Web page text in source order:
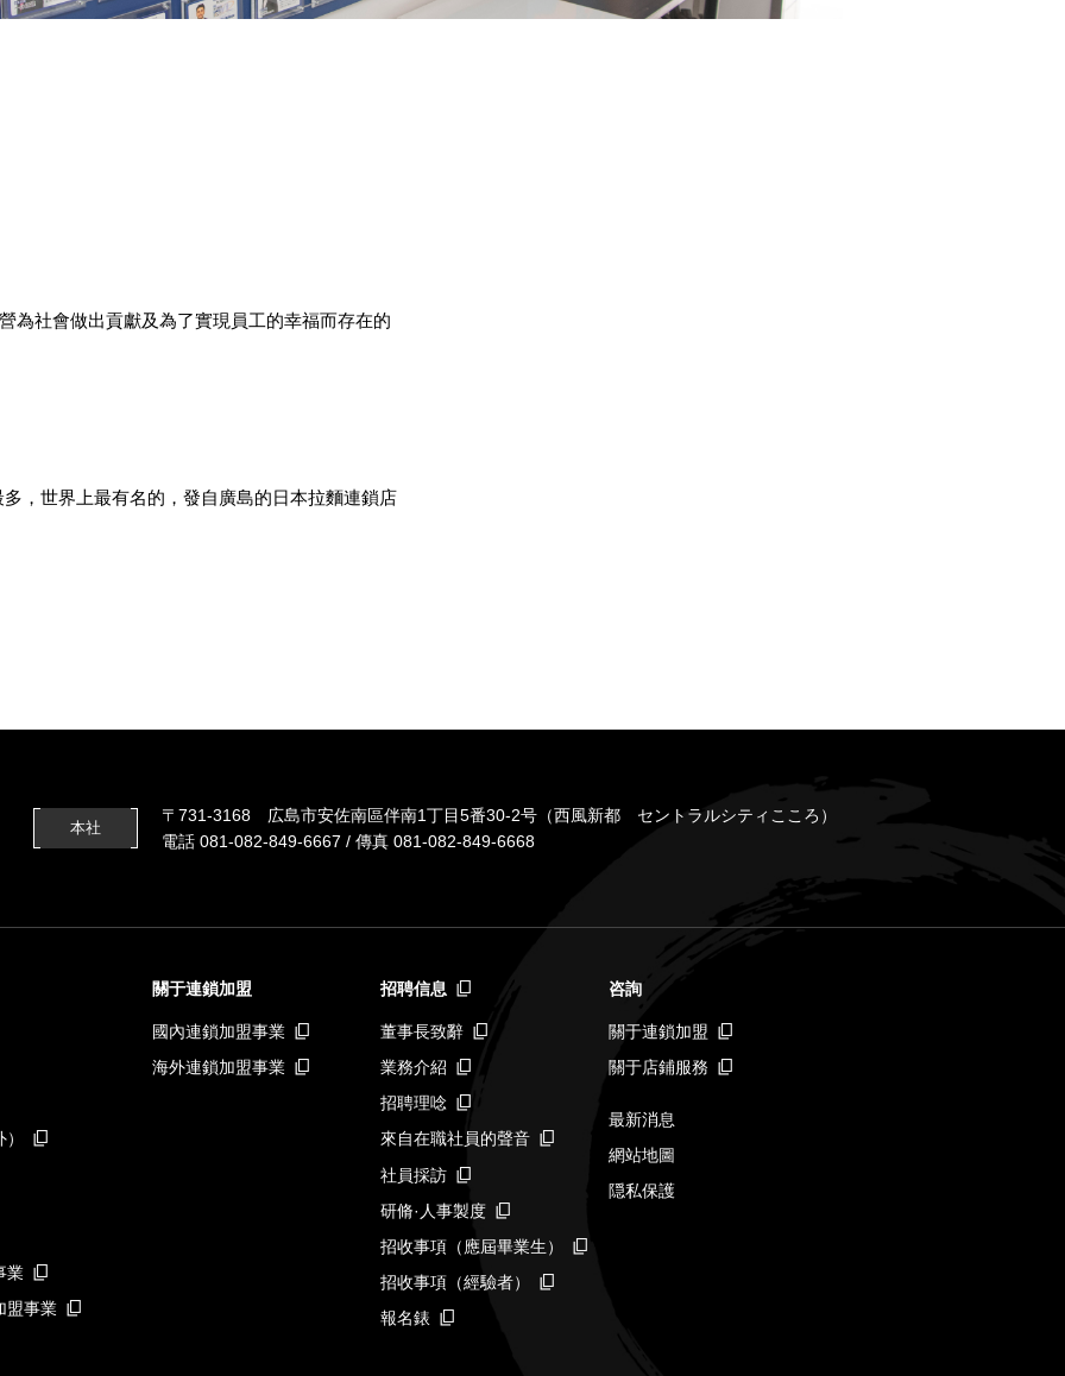
為社會做出貢獻及為了實現員工的幸福而存在的
，世界上最有名的，發自廣島的日本拉麵連鎖店
本社
〒731-3168 広島市安佐南區伴南1丁目5番30-2号 （西風新都 セントラルシティこころ）
電話 081-082-849-6667 / 傳真 081-082-849-6668
業
盟事業
關于連鎖加盟
國內連鎖加盟事業
海外連鎖加盟事業
招聘信息
董事長致辭
業務介紹
招聘理唸
來自在職社員的聲音
社員採訪
研脩·人事製度
招收事項（應屆畢業生）
招收事項（經驗者）
報名錶
咨詢
關于連鎖加盟
關于店鋪服務
最新消息
網站地圖
隠私保護